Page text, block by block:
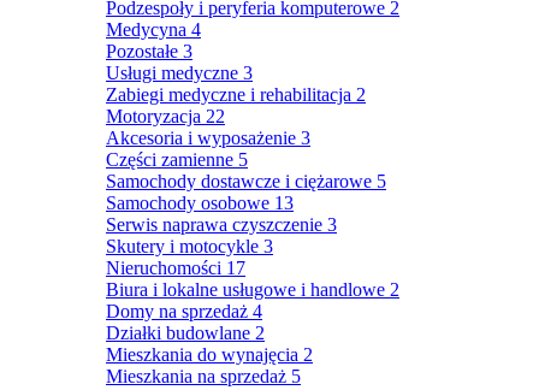
Podzespoły i peryferia komputerowe 2
Medycyna 4
Pozostałe 3
Usługi medyczne 3
Zabiegi medyczne i rehabilitacja 2
Motoryzacja 22
Akcesoria i wyposażenie 3
Części zamienne 5
Samochody dostawcze i ciężarowe 5
Samochody osobowe 13
Serwis naprawa czyszczenie 3
Skutery i motocykle 3
Nieruchomości 17
Biura i lokalne usługowe i handlowe 2
Domy na sprzedaż 4
Działki budowlane 2
Mieszkania do wynajęcia 2
Mieszkania na sprzedaż 5